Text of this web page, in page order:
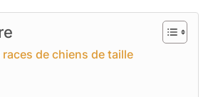
de chiens de taille